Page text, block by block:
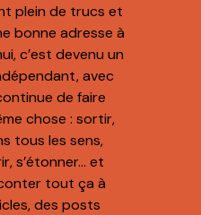
plein de trucs et
bonne adresse à
c’est devenu un
avec
de faire
chose : sortir,
tous les sens,
s’étonner… et
tout ça à
des posts